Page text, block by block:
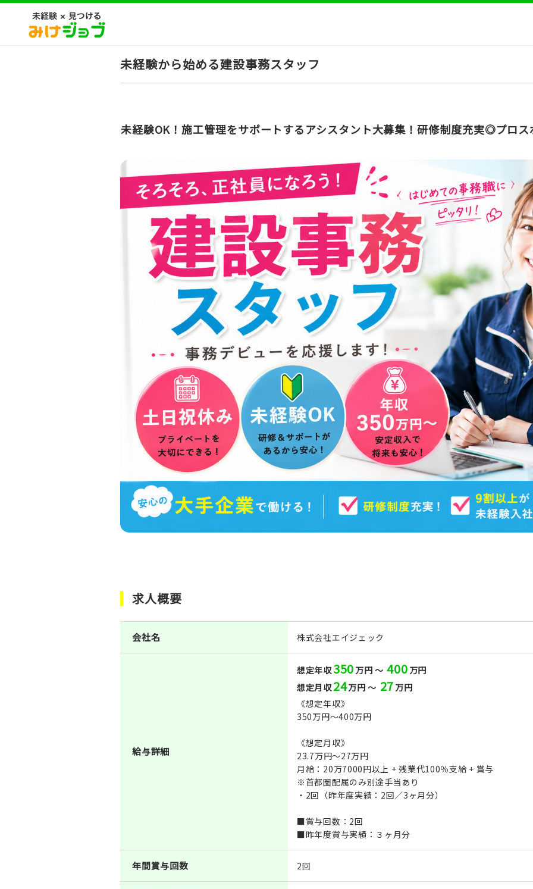
未経験から始める建設事務スタッフ
未経験OK！施工管理をサポートするアシスタント大募集！研修制度充実◎プロ
求人概要
会社名 株式会社エイジェック
給与詳細
想定年収350 万円 ～ 400 万円
想定月収24万円 ～ 27 万円
《想定年収》
350万円～400万円
《想定月収》
23.7万円～27万円
月給：20万7000円以上 + 残業代100％支給 + 賞与
※首都圏配属のみ別途手当あり
・2回（昨年度実績：2回／3ヶ月分）
■賞与回数：2回
■昨年度賞与実績：３ヶ月分
年間賞与回数 2回